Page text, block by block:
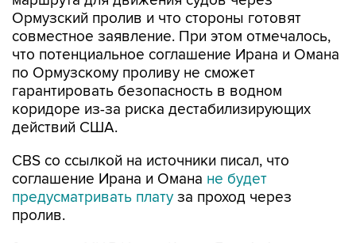
что потенциальное соглашение Ирана и Омана
по Ормузскому проливу не сможет
гарантировать безопасность в водном
коридоре из-за риска дестабилизирующих
действий США.
CBS со ссылкой на источники писал, что
предусматривать платуза проход через
пролив.
Замглавы МИД Ирана Казем Гарибабади